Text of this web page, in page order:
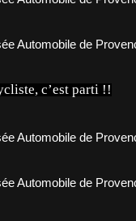
c’est parti !!